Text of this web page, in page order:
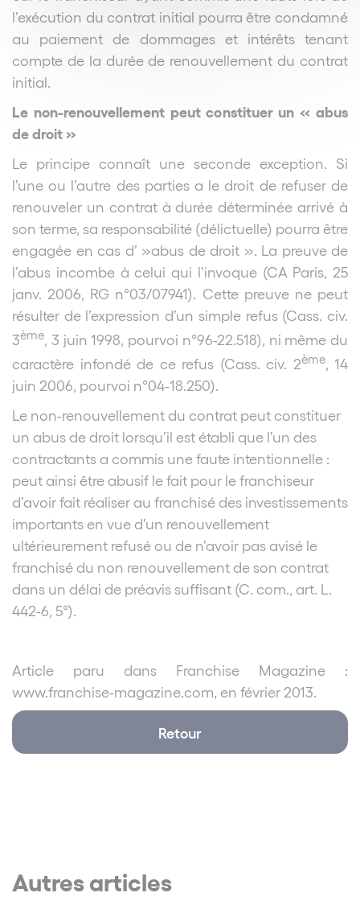
l’exécution du contrat initial pourra être condamné
au paiement de dommages et intérêts tenant
compte de la durée de renouvellement du contrat
initial.
Le non-renouvellement peut constituer un « abus
de droit »
Le principe connaît une seconde exception. Si
l’une ou l’autre des parties a le droit de refuser de
renouveler un contrat à durée déterminée arrivé à
son terme, sa responsabilité (délictuelle) pourra être
engagée en cas d’ »abus de droit ». La preuve de
l’abus incombe à celui qui l’invoque (CA Paris, 25
janv. 2006, RG n°03/07941). Cette preuve ne peut
résulter de l’expression d’un simple refus (Cass. civ.
3ème , 3 juin 1998, pourvoi n°96-22.518), ni même du
caractère infondé de ce refus (Cass. civ. 2ème, 14
juin 2006, pourvoi n°04-18.250).
Le non-renouvellement du contrat peut constituer
un abus de droit lorsqu’il est établi que l’un des
contractants a commis une faute intentionnelle :
peut ainsi être abusif le fait pour le franchiseur
d’avoir fait réaliser au franchisé des investissements
importants en vue d’un renouvellement
ultérieurement refusé ou de n’avoir pas avisé le
franchisé du non renouvellement de son contrat
dans un délai de préavis suffisant (C. com., art. L.
442-6, 5°).
Article paru dans Franchise Magazine :
www.franchise-magazine.com, en février 2013.
Retour
Autres articles